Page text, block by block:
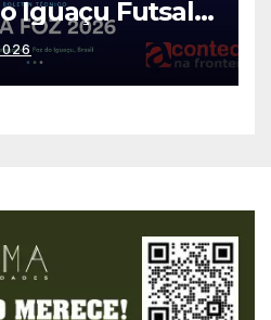
Iguaçu Futsal
de quatro